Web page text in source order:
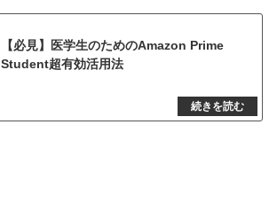
【必見】医学生のためのAmazon Prime
Student超有効活用法